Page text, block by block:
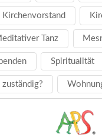
Kirchenvorstand
Tanz
Spiritualität